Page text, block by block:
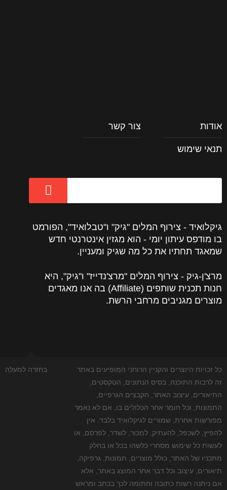
אודות צור קשר
תנאי שימוש
גיקלואיד - צירוף המלים "גיק" ו"טבלואיד", הפורמט
בו מודפס עיתון יומי - הוא מגזין אינטרנטי חדש
שמאגד תחתיו את כל מה שגיק ומעניין.
מרצ'ן-גיק - צירוף המלים "מרצ'נדייז" ו"גיק", היא
חנות תכנית שותפים (Affiliate) בה אנו מאגדים
מוצרים מגניבים מרחבי הרשת.
בחזרה למעלה
כל זכויות היוצרים והקניין הרוחני המופיעים באתר
זה לרבות התוכנה, בסיס הנתונים, הטקסטים,
התיאורים, עיצוב האתר, הקבצים הגרפיים,
התמונות, וכל חומר אחר הכלולים בו, אם לא נאמר
מפורשות אחרת, שמורים לגיקלואיד בלבד. אין
להפיץ, לשכפל, להעתיק, למכור, לשדר, לפרסם, או
לעשות כל שימוש מסחרי כלשהו בכל או בחלק
מתכניו של האתר, כולל מוצרים, תמונות, גרפיקה,
תיאורים, עיצוב וכל דבר אחר המוצג באתר, אלא
אם ניתנה רשות כתובה וחתומה לכך בכתב ומראש